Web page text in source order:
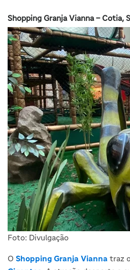
Shopping Granja Vianna – Cotia,
Foto: Divulgação
O Shopping Granja Vianna traz